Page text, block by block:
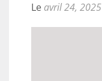
Le avril 24, 2025